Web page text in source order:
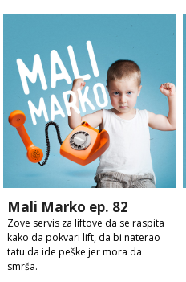
Mali Marko ep. 82
Zove servis za liftove da se raspita
kako da pokvari lift, da bi naterao
tatu da ide peške jer mora da
smrša.